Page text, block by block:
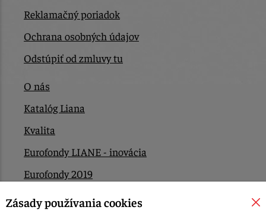
Reklamačný poriadok
Ochrana osobných údajov
Odstúpiť od zmluvy tu
O nás
Katalóg Liana
Kvalita
Eurofondy LIANE - inovácia
Eurofondy 2019
Eurofondy 2022/2023
Zásady používania cookies